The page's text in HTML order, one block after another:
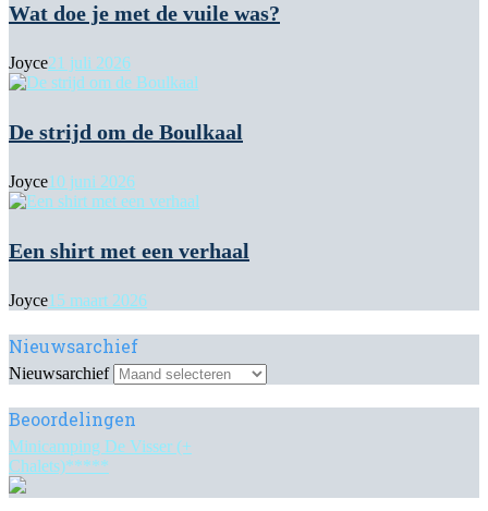
Wat doe je met de vuile was?
Joyce21 juli 2026
De strijd om de Boulkaal
Joyce10 juni 2026
Een shirt met een verhaal
Joyce15 maart 2026
Nieuwsarchief
Nieuwsarchief
Beoordelingen
Minicamping De Visser (+
Chalets)*****